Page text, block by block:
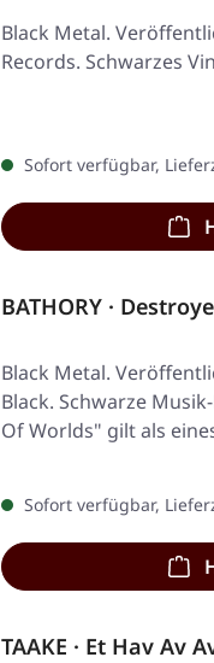
Black Metal.
Records. Schwarzes
Sofort verfügbar,
BATHORY ·
Black Metal.
Black. Schwarze
Of Worlds" gilt als
Sofort verfügbar,
TAAKE · Et Hav Av